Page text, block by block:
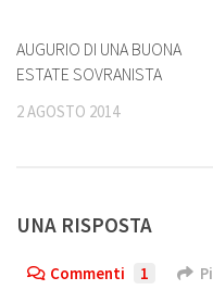
AUGURIO DI UNA BUONA
ESTATE SOVRANISTA
2 AGOSTO 2014
UNA RISPOSTA
Commenti 1